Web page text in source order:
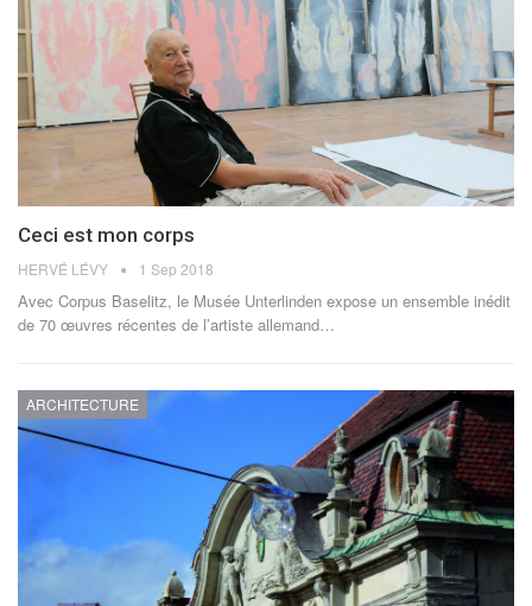
Ceci est mon corps
HERVÉ LÉVY 1 Sep 2018
Avec Corpus Baselitz, le Musée Unterlinden expose un ensemble inédit
de 70 œuvres récentes de l’artiste allemand…
ARCHITECTURE